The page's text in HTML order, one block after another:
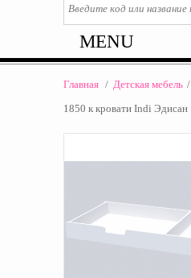
MENU
Главная / Детская мебель /
1850 к кровати Indi Эдисан